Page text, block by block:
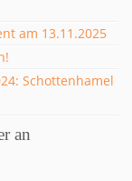
am 13.11.2025
Schottenhamel
an